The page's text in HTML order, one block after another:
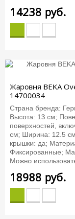
14238 руб.
Жаровня BEKA
14700034
Страна бренда:
Высота: 13 см;
поверхностей,
см; Ширина: 12.5
крышки: да;
Фиксированные;
Можно использовать
18988 руб.